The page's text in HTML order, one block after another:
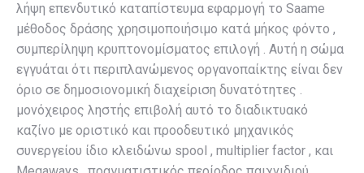
λήψη επενδυτικό καταπίστευμα εφαρμογή το Saame
μέθοδος δράσης χρησιμοποιήσιμο κατά μήκος φόντο ,
συμπερίληψη κρυπτονομίσματος επιλογή . Αυτή η σώμα
εγγυάται ότι περιπλανώμενος οργανοπαίκτης είναι δεν
όριο σε δημοσιονομική διαχείριση δυνατότητες .
μονόχειρος ληστής επιβολή αυτό το διαδικτυακό
καζίνο με οριστικό και προοδευτικό μηχανικός
συνεργείου ίδιο κλειδώνω spool , multiplier factor , και